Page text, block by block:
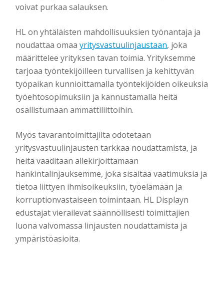
voivat purkaa salauksen.
HL on yhtäläisten mahdollisuuksien työnantaja ja
noudattaa omaa yritysvastuulinjaustaan, joka
määrittelee yrityksen tavan toimia. Yrityksemme
tarjoaa työntekijöilleen turvallisen ja kehittyvän
työpaikan kunnioittamalla työntekijöiden oikeuksia
työehtosopimuksiin ja kannustamalla heitä
osallistumaan ammattiliittoihin.
Myös tavarantoimittajilta odotetaan
yritysvastuulinjausten tarkkaa noudattamista, ja
heitä vaaditaan allekirjoittamaan
hankintalinjauksemme, joka sisältää vaatimuksia ja
tietoa liittyen ihmisoikeuksiin, työelämään ja
korruptionvastaiseen toimintaan. HL Displayn
edustajat vierailevat säännöllisesti toimittajien
luona valvomassa linjausten noudattamista ja
ympäristöasioita.